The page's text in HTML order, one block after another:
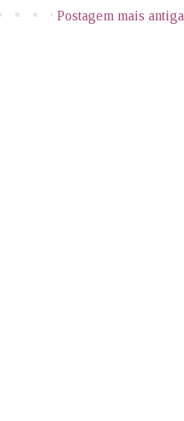
Postagem mais antiga